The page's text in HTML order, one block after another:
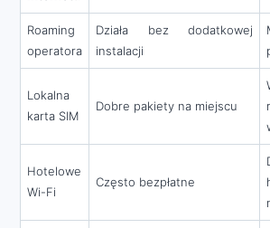
Roaming
operatora
Działa bez dodatkowej
instalacji
Lokalna
karta SIM
Dobre pakiety na miejscu
Hotelowe
Wi-Fi
Często bezpłatne